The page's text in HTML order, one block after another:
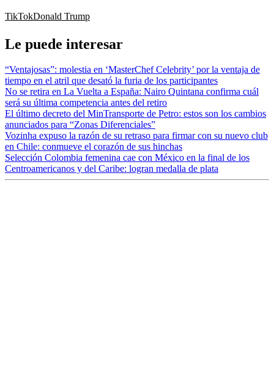
TikTokDonald Trump
Le puede interesar
“Ventajosas”: molestia en ‘MasterChef Celebrity’ por la ventaja de
tiempo en el atril que desató la furia de los participantes
No se retira en La Vuelta a España: Nairo Quintana confirma cuál
será su última competencia antes del retiro
El último decreto del MinTransporte de Petro: estos son los cambios
anunciados para “Zonas Diferenciales”
Vozinha expuso la razón de su retraso para firmar con su nuevo club
en Chile: conmueve el corazón de sus hinchas
Selección Colombia femenina cae con México en la final de los
Centroamericanos y del Caribe: logran medalla de plata